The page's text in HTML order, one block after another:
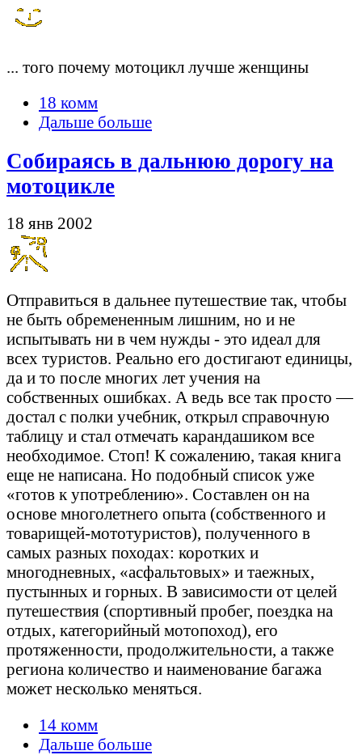
... того почему мотоцикл лучше женщины
18 комм
Дальше больше
Собираясь в дальнюю дорогу на
мотоцикле
18 янв 2002
Отправиться в дальнее путешествие так, чтобы
не быть обремененным лишним, но и не
испытывать ни в чем нужды - это идеал для
всех туристов. Реально его достигают единицы,
да и то после многих лет учения на
собственных ошибках. А ведь все так просто —
достал с полки учебник, открыл справочную
таблицу и стал отмечать карандашиком все
необходимое. Стоп! К сожалению, такая книга
еще не написана. Но подобный список уже
«готов к употреблению». Составлен он на
основе многолетнего опыта (собственного и
товарищей-мототуристов), полученного в
самых разных походах: коротких и
многодневных, «асфальтовых» и таежных,
пустынных и горных. В зависимости от целей
путешествия (спортивный пробег, поездка на
отдых, категорийный мотопоход), его
протяженности, продолжительности, а также
региона количество и наименование багажа
может несколько меняться.
14 комм
Дальше больше